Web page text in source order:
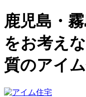
鹿児島・
をお考え
質のアイ